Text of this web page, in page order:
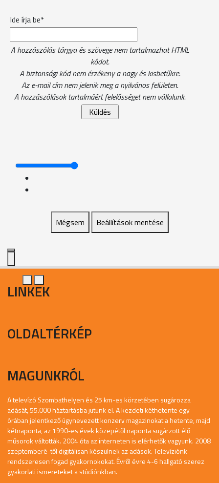
Ide írja be*
A hozzászólás tárgya és szövege nem tartalmazhat HTML
kódot.
A biztonsági kód nem érzékeny a nagy és kisbetűkre.
Az e-mail cím nem jelenik meg a nyilvános felületen.
A hozzászólások tartalmáért felelősséget nem vállalunk.
Mégsem Beállítások mentése
LINKEK
OLDALTÉRKÉP
MAGUNKRÓL
A televízó Szombathelyen és 25 km-es körzetében sugározza
adását, 55.000 háztartásba jutunk el. A kezdeti kéthetente egy
órában jelentkező úgynevezett konzerv magazinokat a hetente, majd
kétnaponta, az 1990-es évek közepétől naponta sugárzott élő
műsorok váltották. 2004 óta az interneten is elérhetők vagyunk. 2008
szeptemberé-től digitálisan készülnek az adások. Televíziónk
rendszeresen fogad gyakornokokat. Évről évre 4-6 hallgató szerez
gyakorlati ismereteket a stúdiónkban.